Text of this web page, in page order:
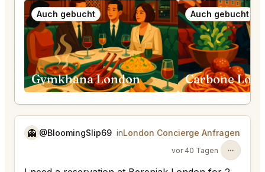
Auch gebucht
Gymkhana London
Auch gebucht
Carbone
👻 @BloomingSlip69 inLondon Concierge Anfragen
vor 40 Tagen